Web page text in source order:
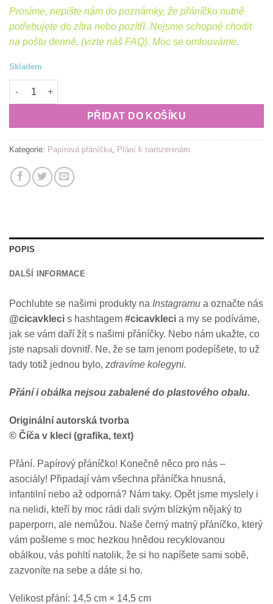
Prosíme, nepište nám do poznámky, že přáníčko nutně
potřebujete do zítra nebo pozítří. Nejsme schopné chodit
na poštu denně, (vizte náš FAQ). Moc se omlouváme.
Skladem
Přání k narozeninám od asociála - všechno nejlepší a tak
PŘIDAT DO KOŠÍKU
Kategorie: Papírová přáníčka, Přání k narozeninám
POPIS
DALŠÍ INFORMACE
Pochlubte se našimi produkty na Instagramu a označte nás
@cicavkleci s hashtagem #cicavkleci a my se podíváme,
jak se vám daří žít s našimi přáníčky. Nebo nám ukažte, co
jste napsali dovnitř. Ne, že se tam jenom podepíšete, to už
tady totiž jednou bylo, zdravíme kolegyni.
Přání i obálka nejsou zabalené do plastového obalu.
Originální autorská tvorba
© Číča v kleci (grafika, text)
Přání. Papírový přáníčko! Konečně něco pro nás –
asociály! Připadají vám všechna přáníčka hnusná,
infantilní nebo až odporná? Nám taky. Opět jsme myslely i
na nelidi, kteří by moc rádi dali svým blízkým nějaký to
paperporn, ale nemůžou. Naše černý matný přáníčko, který
vám pošleme s moc hezkou hnědou recyklovanou
obálkou, vás pohltí natolik, že si ho napíšete sami sobě,
zazvoníte na sebe a dáte si ho.
Velikost přání: 14,5 cm × 14,5 cm